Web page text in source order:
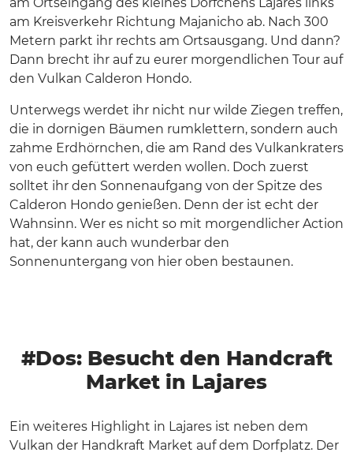
am Kreisverkehr Richtung Majanicho ab. Nach 300
Metern parkt ihr rechts am Ortsausgang. Und dann?
Dann brecht ihr auf zu eurer morgendlichen Tour auf
den Vulkan Calderon Hondo.
Unterwegs werdet ihr nicht nur wilde Ziegen treffen,
die in dornigen Bäumen rumklettern, sondern auch
zahme Erdhörnchen, die am Rand des Vulkankraters
von euch gefüttert werden wollen. Doch zuerst
solltet ihr den Sonnenaufgang von der Spitze des
Calderon Hondo genießen. Denn der ist echt der
Wahnsinn. Wer es nicht so mit morgendlicher Action
hat, der kann auch wunderbar den
Sonnenuntergang von hier oben bestaunen.
#Dos: Besucht den Handcraft
Market in Lajares
Ein weiteres Highlight in Lajares ist neben dem
Vulkan der Handkraft Market auf dem Dorfplatz. Der